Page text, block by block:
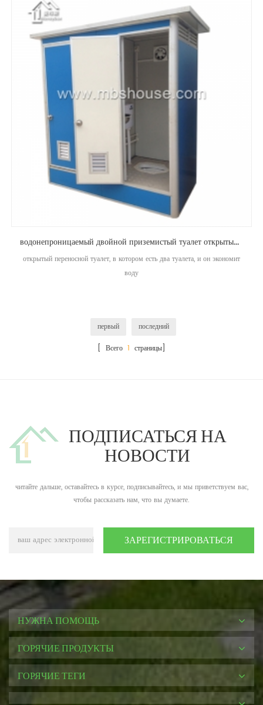
водонепроницаемый двойной приземистый туалет открытый мобильный туалет
открытый переносной туалет, в котором есть два туалета, и он экономит
воду
первый
последний
[ Всего 1 страницы]
ПОДПИСАТЬСЯ НА
НОВОСТИ
читайте дальше, оставайтесь в курсе, подписывайтесь, и мы приветствуем вас,
чтобы рассказать нам, что вы думаете.
НУЖНА ПОМОЩЬ
ГОРЯЧИЕ ПРОДУКТЫ
ГОРЯЧИЕ ТЕГИ